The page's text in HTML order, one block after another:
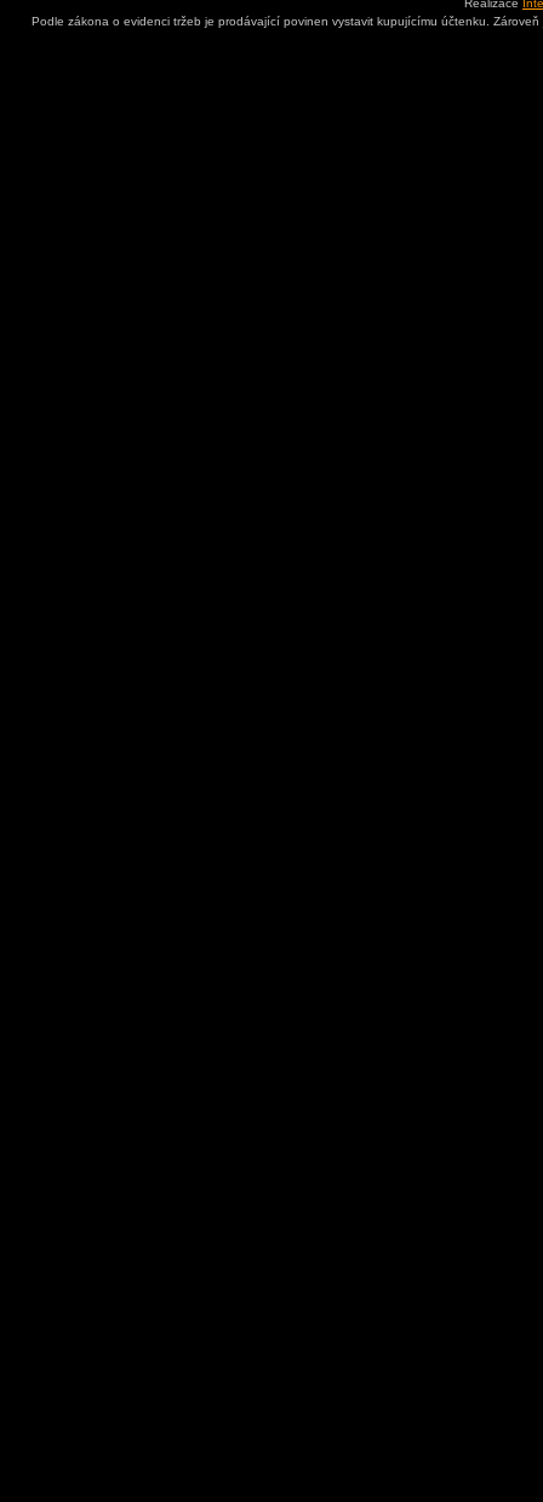
Realizace
Podle zákona o evidenci tržeb je prodávající povinen vystavit kupujícímu účtenku.